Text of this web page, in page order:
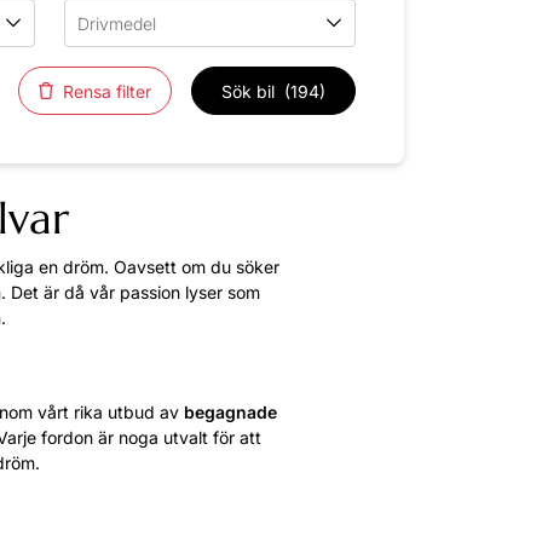
Drivmedel
Rensa filter Sök bil (194)
en dröm. Oavsett om du söker
är då vår passion lyser som
vårt rika utbud av begagnade
fordon är noga utvalt för att